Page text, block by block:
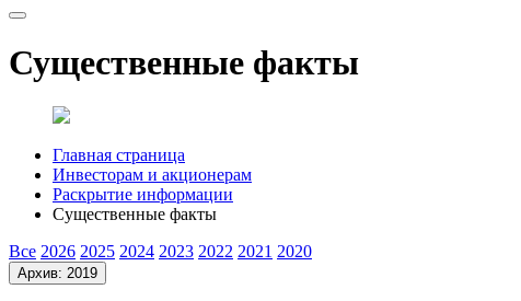
Существенные факты
Главная страница
Инвесторам и акционерам
Раскрытие информации
Существенные факты
Все 2026 2025 2024 2023 2022 2021 2020
Архив: 2019